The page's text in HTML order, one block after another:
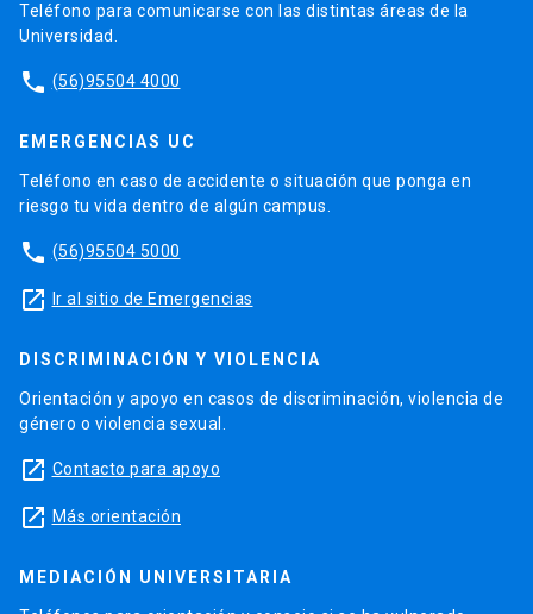
Teléfono para comunicarse con las distintas áreas de la
Universidad.
phone (56)95504 4000
EMERGENCIAS UC
Teléfono en caso de accidente o situación que ponga en
riesgo tu vida dentro de algún campus.
phone (56)95504 5000
launch Ir al sitio de Emergencias
DISCRIMINACIÓN Y VIOLENCIA
Orientación y apoyo en casos de discriminación, violencia de
género o violencia sexual.
launch Contacto para apoyo
launch Más orientación
MEDIACIÓN UNIVERSITARIA